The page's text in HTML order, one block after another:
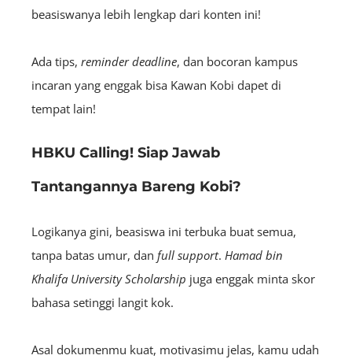
beasiswanya lebih lengkap dari konten ini!
Ada tips, reminder deadline, dan bocoran kampus
incaran yang enggak bisa Kawan Kobi dapet di
tempat lain!
HBKU Calling! Siap Jawab
Tantangannya Bareng Kobi?
Logikanya gini, beasiswa ini terbuka buat semua,
tanpa batas umur, dan full support. Hamad bin
Khalifa University Scholarship juga enggak minta skor
bahasa setinggi langit kok.
Asal dokumenmu kuat, motivasimu jelas, kamu udah